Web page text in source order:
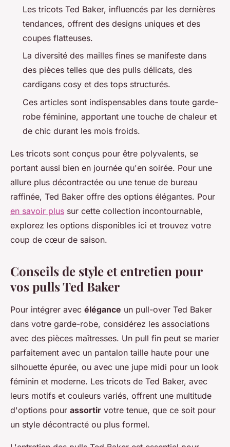
Les tricots Ted Baker, influencés par les dernières
tendances, offrent des designs uniques et des
coupes flatteuses.
La diversité des mailles fines se manifeste dans
des pièces telles que des pulls délicats, des
cardigans cosy et des tops structurés.
Ces articles sont indispensables dans toute garde-
robe féminine, apportant une touche de chaleur et
de chic durant les mois froids.
Les tricots sont conçus pour être polyvalents, se
portant aussi bien en journée qu'en soirée. Pour une
allure plus décontractée ou une tenue de bureau
raffinée, Ted Baker offre des options élégantes. Pour
en savoir plus sur cette collection incontournable,
explorez les options disponibles ici et trouvez votre
coup de cœur de saison.
Conseils de style et entretien pour
vos pulls Ted Baker
Pour intégrer avec élégance un pull-over Ted Baker
dans votre garde-robe, considérez les associations
avec des pièces maîtresses. Un pull fin peut se marier
parfaitement avec un pantalon taille haute pour une
silhouette épurée, ou avec une jupe midi pour un look
féminin et moderne. Les tricots de Ted Baker, avec
leurs motifs et couleurs variés, offrent une multitude
d'options pour assortir votre tenue, que ce soit pour
un style décontracté ou plus formel.